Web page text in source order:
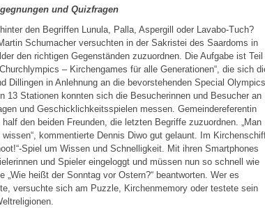
und Quizfragen
den Begriffen Lunula, Palla, Aspergill oder Lavabo-Tuch?
Schumacher versuchten in der Sakristei des Saardoms in
den richtigen Gegenständen zuzuordnen. Die Aufgabe ist Teil
– Kirchengames für alle Generationen“, die sich
Dillingen in Anlehnung an die bevorstehenden Special Olympics
13 Stationen konnten sich die Besucherinnen und Besucher an
und Geschicklichkeitsspielen messen. Gemeindereferentin
den beiden Freunden, die letzten Begriffe zuzuordnen. „Man
kommentierte Dennis Diwo gut gelaunt. Im
Spiel um Wissen und Schnelligkeit. Mit ihren Smartphones
und Spieler eingeloggt und müssen nun so schnell wie
„Wie heißt der Sonntag vor Ostern?“ beantworten. Wer es
versuchte sich am Puzzle, Kirchenmemory oder testete sein